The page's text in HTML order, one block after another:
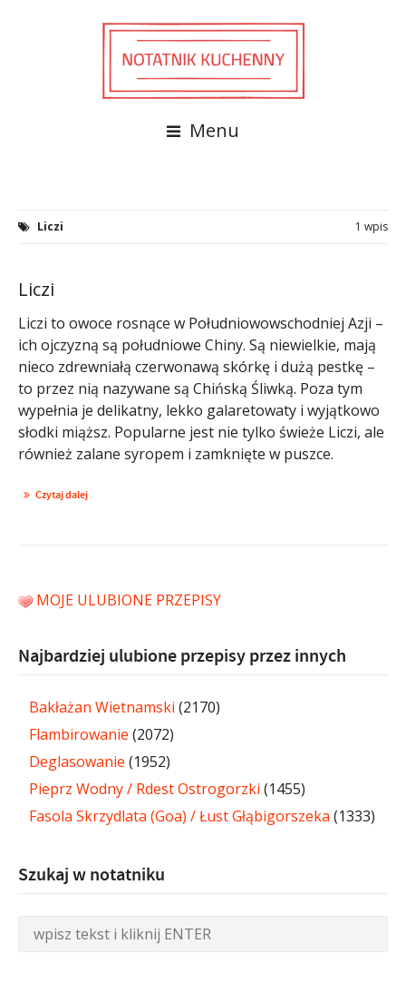
Menu
Liczi 1 wpis
Liczi
Liczi to owoce rosnące w Południowowschodniej Azji –
ich ojczyzną są południowe Chiny. Są niewielkie, mają
nieco zdrewniałą czerwonawą skórkę i dużą pestkę –
to przez nią nazywane są Chińską Śliwką. Poza tym
wypełnia je delikatny, lekko galaretowaty i wyjątkowo
słodki miąższ. Popularne jest nie tylko świeże Liczi, ale
również zalane syropem i zamknięte w puszce.
Czytaj dalej
MOJE ULUBIONE PRZEPISY
Najbardziej ulubione przepisy przez innych
Bakłażan Wietnamski (2170)
Flambirowanie (2072)
Deglasowanie (1952)
Pieprz Wodny / Rdest Ostrogorzki (1455)
Fasola Skrzydlata (Goa) / Łust Głąbigorszeka (1333)
Szukaj w notatniku